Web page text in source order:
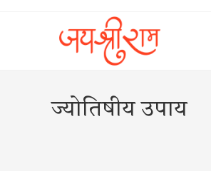
ज्योतिषीय उपाय